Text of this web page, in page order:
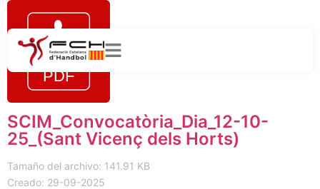
SCIM_Convocatòria_Dia_12-10-
25_(Sant Vicenç dels Horts)
Tamaño del archivo: 141.91 KB
Creado: 29-09-2025